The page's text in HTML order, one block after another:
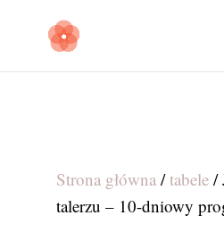
Strona główna/tabele/
talerzu – 10-dniowy